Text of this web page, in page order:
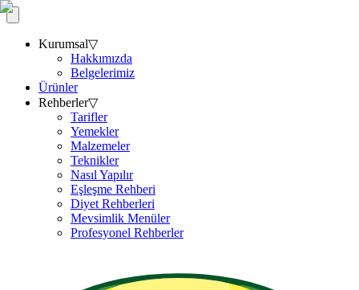
Kurumsal▽
Hakkımızda
Belgelerimiz
Ürünler
Rehberler▽
Tarifler
Yemekler
Malzemeler
Teknikler
Nasıl Yapılır
Eşleşme Rehberi
Diyet Rehberleri
Mevsimlik Menüler
Profesyonel Rehberler